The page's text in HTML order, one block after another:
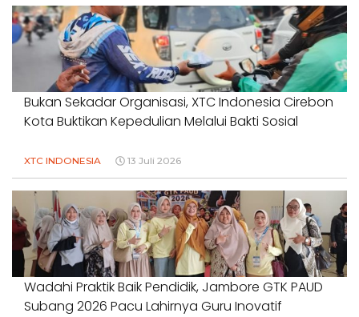
Bukan Sekadar Organisasi, XTC Indonesia Cirebon
Kota Buktikan Kepedulian Melalui Bakti Sosial
XTC INDONESIA 13 Juli 2026
Wadahi Praktik Baik Pendidik, Jambore GTK PAUD
Subang 2026 Pacu Lahirnya Guru Inovatif